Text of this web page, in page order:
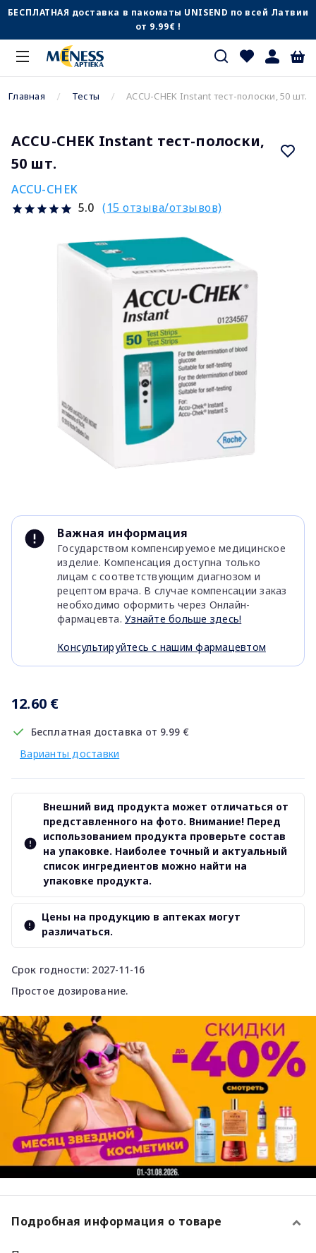
БЕСПЛАТНАЯ доставка в пакоматы UNISEND по всей Латвии
от 9.99€ !
Главная Тесты ACCU-CHEK Instant тест-полоски, 50 шт.
ACCU-CHEK Instant тест-полоски,
50 шт.
ACCU-CHEK
5.0 (15 отзыва/отзывов)
Важная информация
Государством компенсируемое медицинское
изделие. Компенсация доступна только
лицам с соответствующим диагнозом и
рецептом врача. В случае компенсации заказ
необходимо оформить через Онлайн-
фармацевта. Узнайте больше здесь!
Консультируйтесь с нашим фармацевтом
12.60 €
Бесплатная доставка от 9.99 €
Варианты доставки
Срок годности: 2027-11-16
Простое дозирование.
Внешний вид продукта может отличаться от
представленного на фото. Внимание! Перед
использованием продукта проверьте состав
на упаковке. Наиболее точный и актуальный
список ингредиентов можно найти на
упаковке продукта.
Цены на продукцию в аптеках могут
различаться.
Подробная информация о товаре